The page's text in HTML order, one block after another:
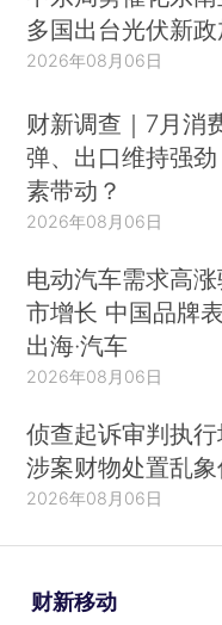
多国出台光伏新
2026年08月06日
财新调查｜7月消
弹、出口维持强
素带动？
2026年08月06日
电动汽车需求高
市增长 中国品牌
出海·汽车
2026年08月06日
侦查起诉审判执
涉案财物处置乱
2026年08月06日
财新移动